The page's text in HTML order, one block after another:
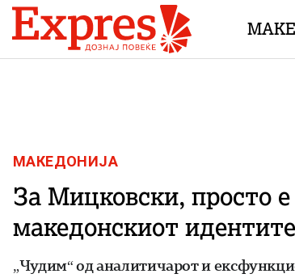
Skip to content
МАКЕДОНИЈА
За Мицковски, просто
македонскиот
„Чудим“ од аналитичарот и